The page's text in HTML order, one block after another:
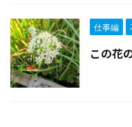
仕事編
この花